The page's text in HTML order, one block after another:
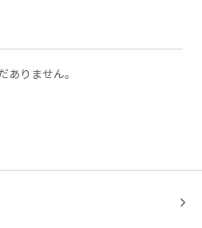
ありません。